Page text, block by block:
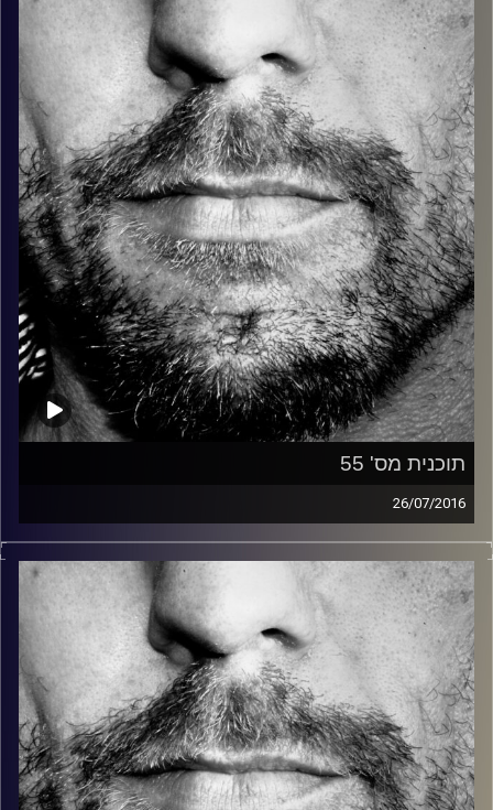
כל מה שחי, אמיתי ונושם.
עם שמוליק רגב.
קרדיט תמונות: David Goehring
תוכנית מס' 55
26/07/2016
זיפים, מוזיקה מחוספסת של הופעות חיות. הרבה ג'אם, רוק,
בלוז, bluegrass, ג'אז, Fאנק, פרוגרסיב ואפילו אלקטרוניקה.
כל מה שחי, אמיתי ונושם.
עם שמוליק רגב.
קרדיט תמונות: David Goehring